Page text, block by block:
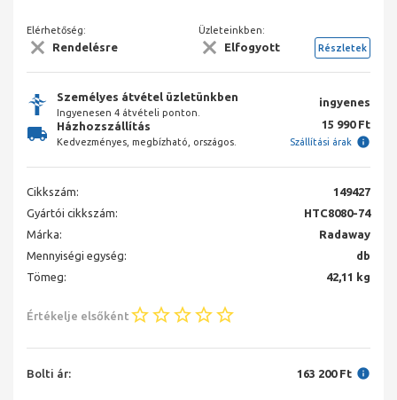
Elérhetőség:
Rendelésre
Üzleteinkben:
Elfogyott Részletek
Személyes átvétel üzletünkben
Ingyenesen 4 átvételi ponton.
ingyenes
Házhozszállítás
Kedvezményes, megbízható, országos.
15 990 Ft
Szállítási árak
Cikkszám:
149427
Gyártói cikkszám:
HTC8080-74
Márka:
Radaway
Mennyiségi egység:
db
Tömeg:
42,11 kg
Értékelje elsőként
Bolti ár: 163 200 Ft